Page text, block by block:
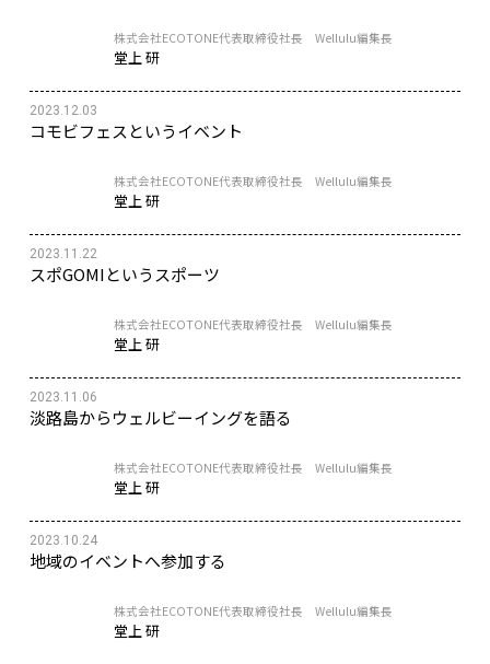
株式会社ECOTONE代表取締役社長 Wellulu編集長
堂上 研
2023.12.03
コモビフェスというイベント
株式会社ECOTONE代表取締役社長 Wellulu編集長
堂上 研
2023.11.22
スポGOMIというスポーツ
株式会社ECOTONE代表取締役社長 Wellulu編集長
堂上 研
2023.11.06
淡路島からウェルビーイングを語る
株式会社ECOTONE代表取締役社長 Wellulu編集長
堂上 研
2023.10.24
地域のイベントへ参加する
株式会社ECOTONE代表取締役社長 Wellulu編集長
堂上 研